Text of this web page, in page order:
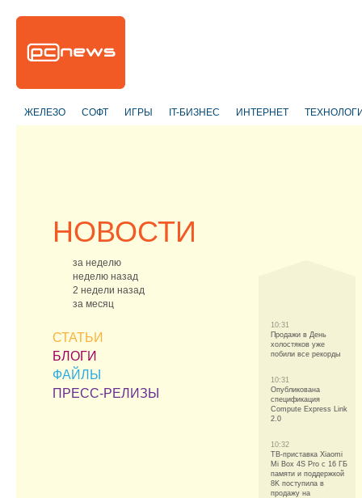
ЖЕЛЕЗО СОФТ ИГРЫ IT-БИЗНЕС ИНТЕРНЕТ
НОВОСТИ
за неделю
неделю назад
2 недели назад
за месяц
СТАТЬИ
БЛОГИ
ФАЙЛЫ
ПРЕСС-РЕЛИЗЫ
10:31
Продажи в День
холостяков уже
побили все рекорды
10:31
Опубликована
спецификация
Compute Express Link
2.0
10:32
ТВ-приставка Xiaomi
Mi Box 4S Pro с 16 ГБ
памяти и поддержкой
8K поступила в
продажу на